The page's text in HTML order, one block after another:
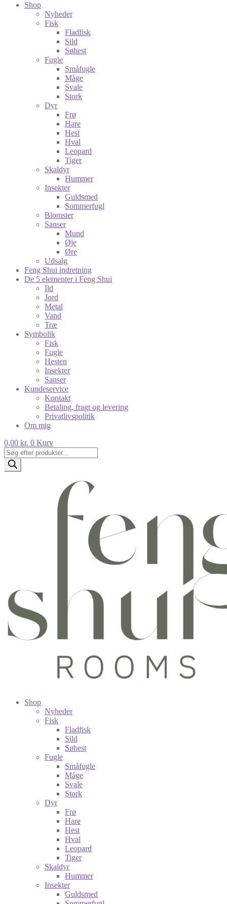
Shop
Nyheder
Fisk
Fladfisk
Sild
Søhest
Fugle
Småfugle
Måge
Svale
Stork
Dyr
Frø
Hare
Hest
Hval
Leopard
Tiger
Skaldyr
Hummer
Insekter
Guldsmed
Sommerfugl
Blomster
Sanser
Mund
Øje
Øre
Udsalg
Feng Shui indretning
De 5 elementer i Feng Shui
Ild
Jord
Metal
Vand
Træ
Symbolik
Fisk
Fugle
Hesten
Insekter
Sanser
Kundeservice
Kontakt
Betaling, fragt og levering
Privatlivspolitik
Om mig
0,00 kr. 0 Kurv
Products
search
Shop
Nyheder
Fisk
Fladfisk
Sild
Søhest
Fugle
Småfugle
Måge
Svale
Stork
Dyr
Frø
Hare
Hest
Hval
Leopard
Tiger
Skaldyr
Hummer
Insekter
Guldsmed